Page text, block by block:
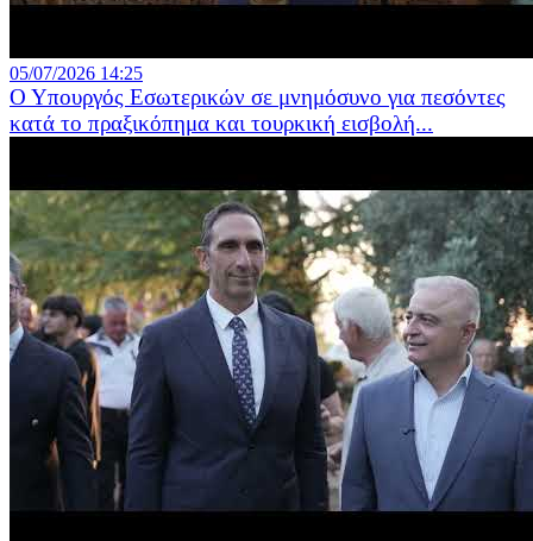
05/07/2026 14:25
Ο Υπουργός Εσωτερικών σε μνημόσυνο για πεσόντες
κατά το πραξικόπημα και τουρκική εισβολή...